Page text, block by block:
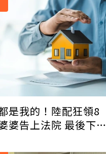
是我的！陸配狂領8
婆告上法院 最後下場